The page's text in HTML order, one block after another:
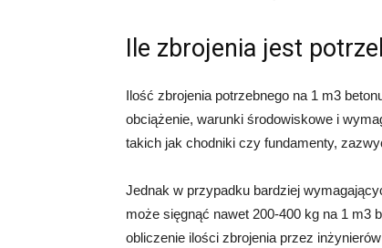
Ile zbrojenia jest
Ilość zbrojenia potrzebnego na 1 m3
obciążenie, warunki środowiskowe i
takich jak chodniki czy fundamenty,
Jednak w przypadku bardziej
może sięgnąć nawet 200-400 kg na 1 m3
obliczenie ilości zbrojenia przez